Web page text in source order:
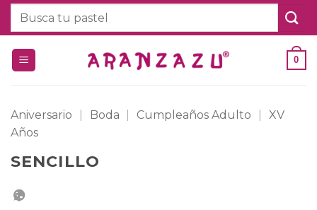
Saltar
Buscar
0
Aniversario Boda Cumpleaños Adulto
XV
Años
SENCILLO